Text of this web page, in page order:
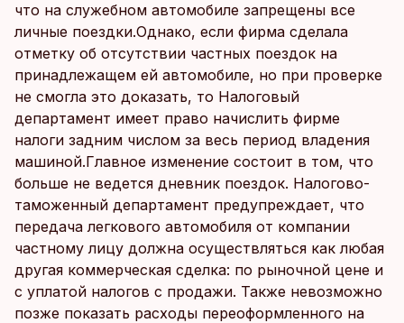
что на служебном автомобиле запрещены все
личные поездки.Однако, если фирма сделала
отметку об отсутствии частных поездок на
принадлежащем ей автомобиле, но при проверке
не смогла это доказать, то Налоговый
департамент имеет право начислить фирме
налоги задним числом за весь период владения
машиной.Главное изменение состоит в том, что
больше не ведется дневник поездок. Налогово-
таможенный департамент предупреждает, что
передача легкового автомобиля от компании
частному лицу должна осуществляться как любая
другая коммерческая сделка: по рыночной цене и
с уплатой налогов с продажи. Также невозможно
позже показать расходы переоформленного на